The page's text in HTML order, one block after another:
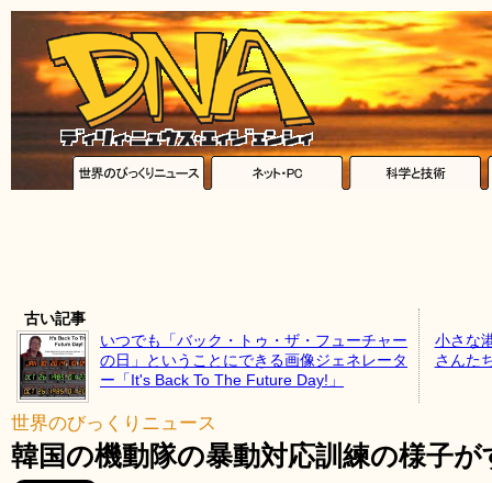
古い記事
いつでも「バック・トゥ・ザ・フューチャー
の日」ということにできる画像ジェネレータ
ー「It's Back To The Future Day!」
小さな
さんた
世界のびっくりニュース
韓国の機動隊の暴動対応訓練の様子